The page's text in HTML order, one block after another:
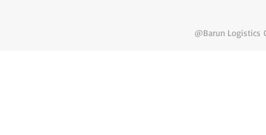
@Barun Logistics